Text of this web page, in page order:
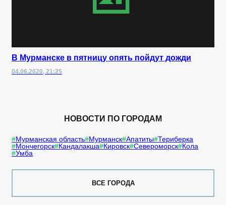
В Мурманске в пятницу опять пойдут дожди
04.06.2020, 21:25
НОВОСТИ ПО ГОРОДАМ
Мурманская область Мурманск Апатиты Териберка
Мончегорск Кандалакша Кировск Североморск Кола
Умба
ВСЕ ГОРОДА